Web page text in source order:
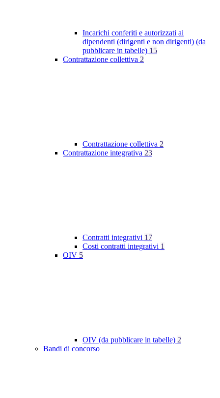
Incarichi conferiti e autorizzati ai
dipendenti (dirigenti e non dirigenti) (da
pubblicare in tabelle) 15
Contrattazione collettiva 2
Contrattazione collettiva 2
Contrattazione integrativa 23
Contratti integrativi 17
Costi contratti integrativi 1
OIV 5
OIV (da pubblicare in tabelle) 2
Bandi di concorso